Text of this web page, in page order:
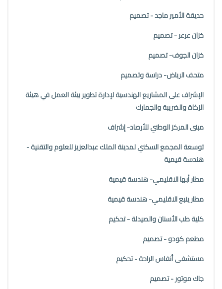
حديقة الأمير ماجد - تصميم
خزان عرعر - تصميم
خزان الجوف- تصميم
متحف الرياض- دراسة وتصميم
الإشراف على المشاريع الهندسية لإدارة تطوير بيئة العمل في هيئة
الزكاة والضريبة والجمارك
مبنى المركز الوطني للأرصاد- إشراف
توسعة المجمع السكني لمدينة الملك عبدالعزيز للعلوم والتقنية -
هندسة قيمية
مطار أبها الاقليمي- هندسة قيمية
مطار ينبع الاقليمي- هندسة قيمية
كلية طب الأسنان والصيدلة - تحكيم
مطعم كودو - تصميم
مستشفى أنفاس الراحة - تحكيم
جاك موتور - تصميم